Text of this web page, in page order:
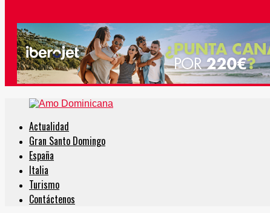
Actualidad
Gran Santo Domingo
España
Italia
Turismo
Contáctenos